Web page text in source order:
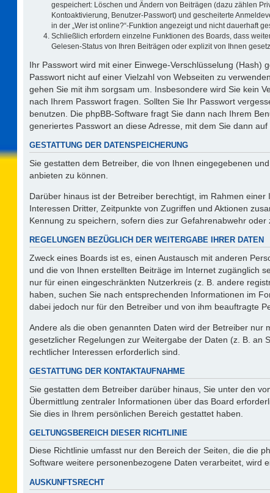
gespeichert: Löschen und Ändern von Beiträgen (dazu zählen
Kontoaktivierung, Benutzer-Passwort) und gescheiterte
in der „Wer ist online?“-Funktion angezeigt und nicht dauerhaft
Schließlich erfordern einzelne Funktionen des Boards, dass
Gelesen-Status von Ihren Beiträgen oder explizit von Ihnen
Ihr Passwort wird mit einer Einwege-Verschlüsselung
Passwort nicht auf einer Vielzahl von Webseiten zu
gehen Sie mit ihm sorgsam um. Insbesondere wird Sie kein
nach Ihrem Passwort fragen. Sollten Sie Ihr Passwort
benutzen. Die phpBB-Software fragt Sie dann nach Ihrem
generiertes Passwort an diese Adresse, mit dem Sie dann
GESTATTUNG DER DATENSPEICHERUNG
Sie gestatten dem Betreiber, die von Ihnen eingegebenen
anbieten zu können.
Darüber hinaus ist der Betreiber berechtigt, im Rahmen
Interessen Dritter, Zeitpunkte von Zugriffen und Aktionen
Kennung zu speichern, sofern dies zur Gefahrenabwehr
REGELUNGEN BEZÜGLICH DER WEITERGABE IHRER DATEN
Zweck eines Boards ist es, einen Austausch mit anderen
und die von Ihnen erstellten Beiträge im Internet zugänglich
nur für einen eingeschränkten Nutzerkreis (z. B. andere
haben, suchen Sie nach entsprechenden Informationen im
dabei jedoch nur für den Betreiber und von ihm beauftragte
Andere als die oben genannten Daten wird der Betreiber
gesetzlicher Regelungen zur Weitergabe der Daten (z. B. an
rechtlicher Interessen erforderlich sind.
GESTATTUNG DER KONTAKTAUFNAHME
Sie gestatten dem Betreiber darüber hinaus, Sie unter den
Übermittlung zentraler Informationen über das Board
Sie dies in Ihrem persönlichen Bereich gestattet haben.
GELTUNGSBEREICH DIESER RICHTLINIE
Diese Richtlinie umfasst nur den Bereich der Seiten, die die
Software weitere personenbezogene Daten verarbeitet, wird
AUSKUNFTSRECHT